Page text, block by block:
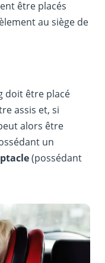
être placés
au siège de
doit être placé
assis et, si
alors être
un
(possédant